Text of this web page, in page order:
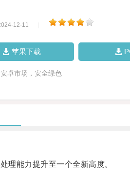
12-11
苹果下载
安卓市场，安全绿色
能力提升至一个全新高度。